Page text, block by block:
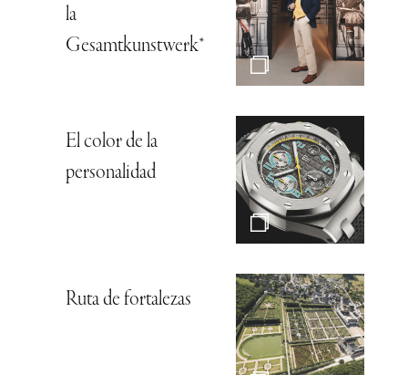
la
Gesamtkunstwerk*
El color de la
personalidad
Ruta de fortalezas